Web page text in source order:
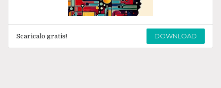
Scaricalo gratis! DOWNLOAD